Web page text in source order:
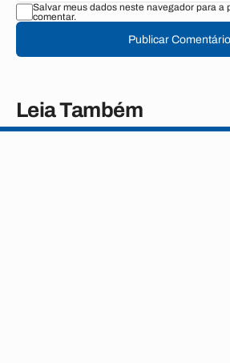
Salvar meus dados neste navegador para a
comentar.
Publicar Comentário
Leia Também